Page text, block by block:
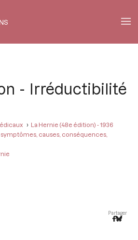
- Irréductibilité
La Hernie (48e édition) - 1936
causes, conséquences,
Partager